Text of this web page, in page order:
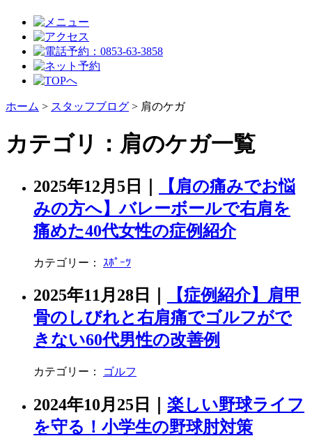
ホーム > スタッフブログ > 肩のケガ
カテゴリ：肩のケガ一覧
2025年12月5日
【肩の痛みでお悩
みの方へ】バレーボールで右肩を
痛めた40代女性の症例紹介
カテゴリー： ｽﾎﾟｰﾂ
2025年11月28日
【症例紹介】肩甲
骨のしびれと右肩痛でゴルフがで
きない60代男性の改善例
カテゴリー： ゴルフ
2024年10月25日
楽しい野球ライフ
を守る！小学生の野球肘対策